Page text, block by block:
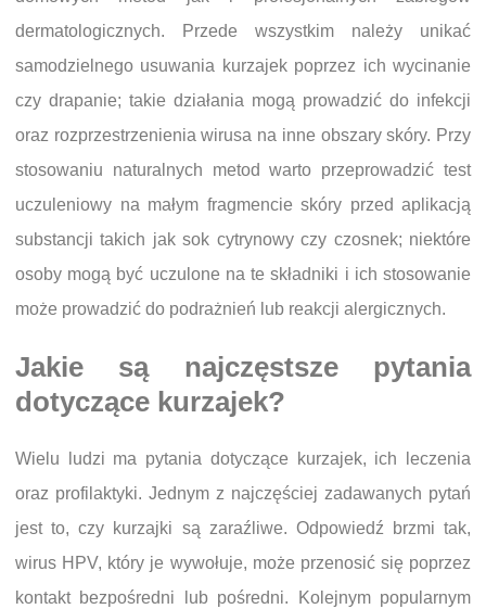
dermatologicznych. Przede wszystkim należy unikać
samodzielnego usuwania kurzajek poprzez ich wycinanie
czy drapanie; takie działania mogą prowadzić do infekcji
oraz rozprzestrzenienia wirusa na inne obszary skóry. Przy
stosowaniu naturalnych metod warto przeprowadzić test
uczuleniowy na małym fragmencie skóry przed aplikacją
substancji takich jak sok cytrynowy czy czosnek; niektóre
osoby mogą być uczulone na te składniki i ich stosowanie
może prowadzić do podrażnień lub reakcji alergicznych.
Jakie są najczęstsze pytania
dotyczące kurzajek?
Wielu ludzi ma pytania dotyczące kurzajek, ich leczenia
oraz profilaktyki. Jednym z najczęściej zadawanych pytań
jest to, czy kurzajki są zaraźliwe. Odpowiedź brzmi tak,
wirus HPV, który je wywołuje, może przenosić się poprzez
kontakt bezpośredni lub pośredni. Kolejnym popularnym